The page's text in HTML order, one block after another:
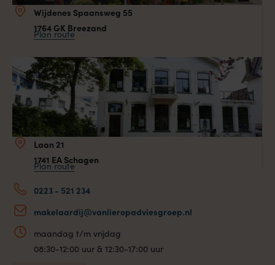
Wijdenes Spaansweg 55
1764 GK Breezand
Plan route
Laan 21
1741 EA Schagen
Plan route
0223 - 521 234
makelaardij@vanlieropadviesgroep.nl
maandag t/m vrijdag
08:30-12:00 uur & 12:30-17:00 uur